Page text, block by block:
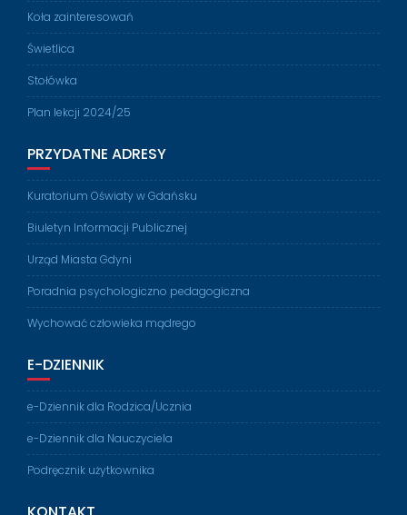
Koła zainteresowań
Świetlica
Stołówka
Plan lekcji 2024/25
PRZYDATNE ADRESY
Kuratorium Oświaty w Gdańsku
Biuletyn Informacji Publicznej
Urząd Miasta Gdyni
Poradnia psychologiczno pedagogiczna
Wychować człowieka mądrego
E-DZIENNIK
e-Dziennik dla Rodzica/Ucznia
e-Dziennik dla Nauczyciela
Podręcznik użytkownika